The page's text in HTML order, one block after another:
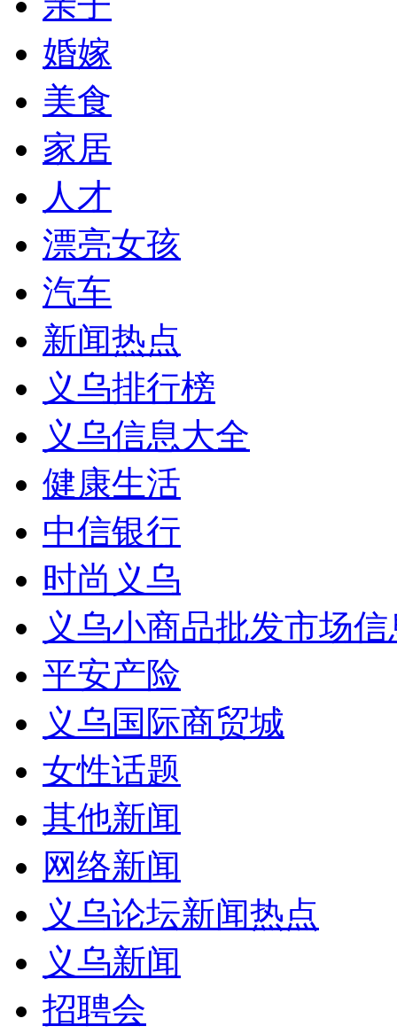
婚嫁
美食
家居
人才
漂亮女孩
汽车
新闻热点
义乌排行榜
义乌信息大全
健康生活
中信银行
时尚义乌
义乌小商品批发市场
平安产险
义乌国际商贸城
女性话题
其他新闻
网络新闻
义乌论坛新闻热点
义乌新闻
招聘会